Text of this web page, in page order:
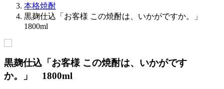
本格焼酎
黒麹仕込「お客様 この焼酎は、いかがですか。」
1800ml
黒麹仕込「お客様 この焼酎は、いかがです
か。」 1800ml